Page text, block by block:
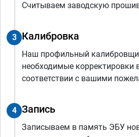
Считываем заводскую
3 Калибровка
Наш профильный
необходимые корректировки
соответствии с вашими
4 Запись
Записываем в память ЭБУ